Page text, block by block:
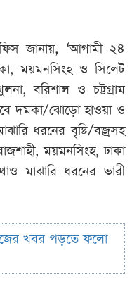
জানায়, ‘আগামী ২৪
ময়মনসিংহ ও সিলেট
বরিশাল ও চট্টগ্রাম
দমকা/ঝোড়ো হাওয়া ও
ধরনের বৃষ্টি/বজ্রসহ
ময়মনসিংহ, ঢাকা
মাঝারি ধরনের ভারী
খবর পড়তে ফলো